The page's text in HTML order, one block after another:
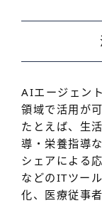
AIエージェン
領域で活用が可
たとえば、生
導・栄養指導
シェアによる
などのITツー
化、医療従事